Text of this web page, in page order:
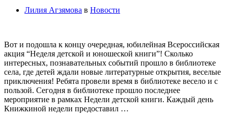
Лилия Агзямова в Новости
Вот и подошла к концу очередная, юбилейная Всероссийская
акция “Неделя детской и юношеской книги”! Сколько
интересных, познавательных событий прошло в библиотеке
села, где детей ждали новые литературные открытия, веселые
приключения! Ребята провели время в библиотеке весело и с
пользой. Сегодня в библиотеке прошло последнее
мероприятие в рамках Недели детской книги. Каждый день
Книжкиной недели предоставил …